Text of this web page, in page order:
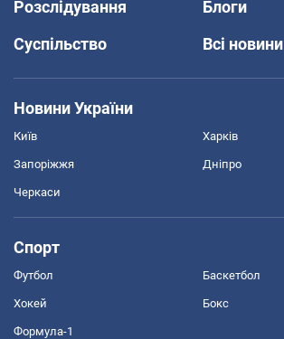
Розслідування
Блоги
Суспільство
Всі новини
Новини України
Київ Харків
Запоріжжя Дніпро
Черкаси
Спорт
Футбол Баскетбол
Хокей Бокс
Формула-1